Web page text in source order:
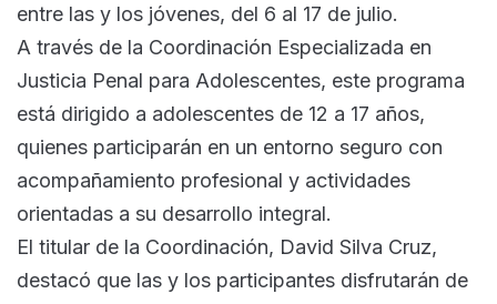
entre las y los jóvenes, del 6 al 17 de julio.
A través de la Coordinación Especializada en
Justicia Penal para Adolescentes, este programa
está dirigido a adolescentes de 12 a 17 años,
quienes participarán en un entorno seguro con
acompañamiento profesional y actividades
orientadas a su desarrollo integral.
El titular de la Coordinación, David Silva Cruz,
destacó que las y los participantes disfrutarán de